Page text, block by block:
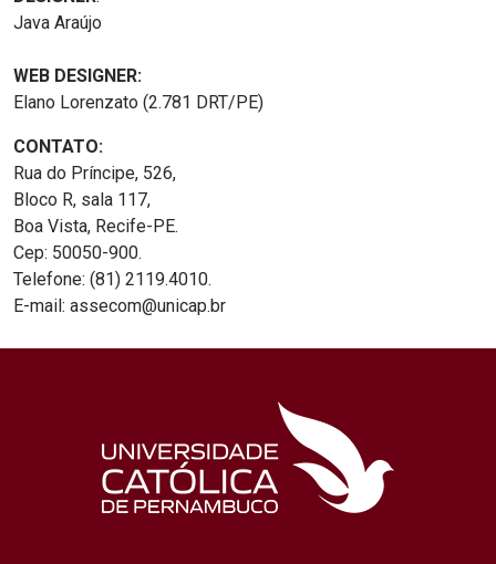
Java Araújo
WEB DESIGNER:
Elano Lorenzato (2.781 DRT/PE)
CONTATO:
Rua do Príncipe, 526,
Bloco R, sala 117,
Boa Vista, Recife-PE.
Cep: 50050-900.
Telefone: (81) 2119.4010.
E-mail: assecom@unicap.br